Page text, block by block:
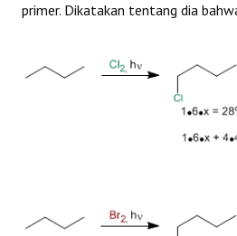
primer. Dikatakan tentang dia